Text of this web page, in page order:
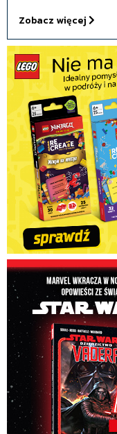
Zobacz więcej